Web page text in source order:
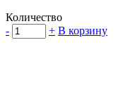
Количество
-
+ В корзину